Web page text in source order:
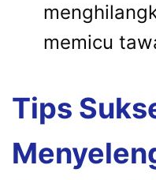
memicu
Tips